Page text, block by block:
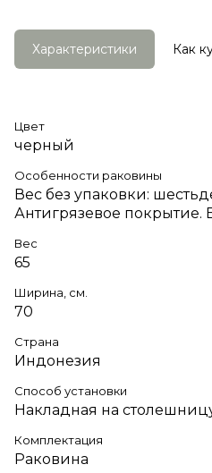
Характеристики Как
Цвет
черный
Особенности раковины
Вес без упаковки:
Антигрязевое покрытие.
Вес
65
Ширина, см.
70
Страна
Индонезия
Способ установки
Накладная на
Комплектация
Раковина